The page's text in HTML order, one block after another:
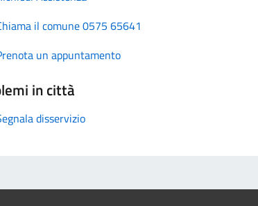
il comune 0575 65641
un appuntamento
in città
disservizio